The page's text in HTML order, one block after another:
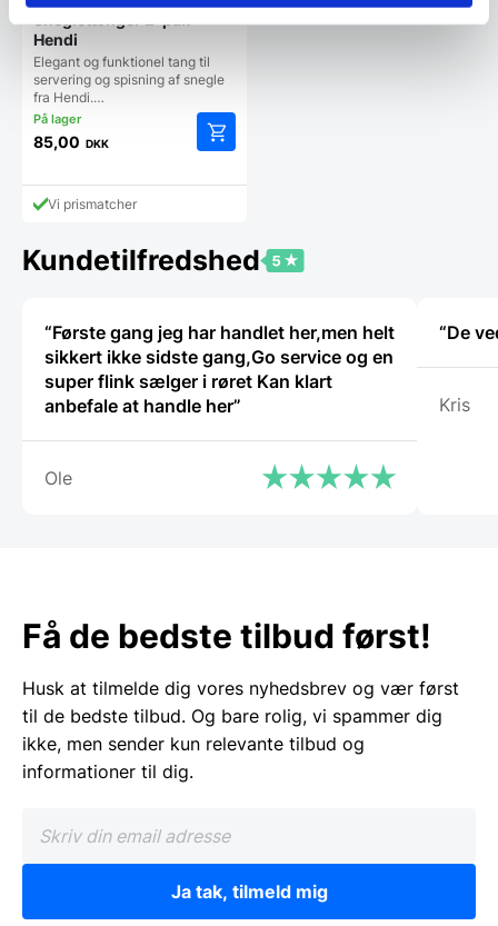
Hendi
Elegant og funktionel tang til
servering og spisning af snegle
fra Hendi.…
85,00 DKK
Vi prismatcher
Kundetilfredshed
“Første gang jeg har handlet her,men helt
sikkert ikke sidste gang,Go service og en
super flink sælger i røret Kan klart
anbefale at handle her”
Ole
“De
Kris
Få de bedste tilbud først!
Husk at tilmelde dig vores nyhedsbrev og vær først
til de bedste tilbud. Og bare rolig, vi spammer dig
ikke, men sender kun relevante tilbud og
informationer til dig.
Ja tak, tilmeld mig